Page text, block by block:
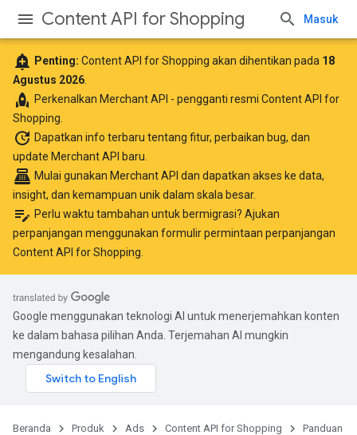
Content API for Shopping Masuk
add_alert Penting: Content API for Shopping akan dihentikan pada 18
Agustus 2026
rocket Perkenalkan Merchant API - pengganti resmi Content API for
Shopping.
update Dapatkan info terbaru tentang fitur, perbaikan bug, dan
update Merchant API baru.
point_of_sale Mulai gunakan Merchant API dan dapatkan akses ke data,
insight, dan kemampuan unik dalam skala besar.
edit_note Perlu waktu tambahan untuk bermigrasi? Ajukan
perpanjangan menggunakan formulir permintaan perpanjangan
Content API for Shopping
Google menggunakan teknologi AI untuk menerjemahkan konten
ke dalam bahasa pilihan Anda. Terjemahan AI mungkin
mengandung kesalahan.
Beranda Produk Ads Content API for Shopping Panduan